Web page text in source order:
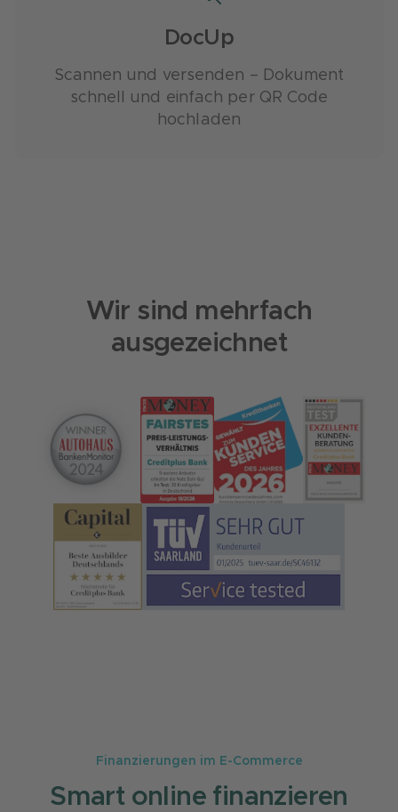
DocUp
Scannen und versenden – Dokument
schnell und einfach per QR Code
hochladen
Wir sind mehrfach
ausgezeichnet
Finanzierungen im E-Commerce
Smart online finanzieren